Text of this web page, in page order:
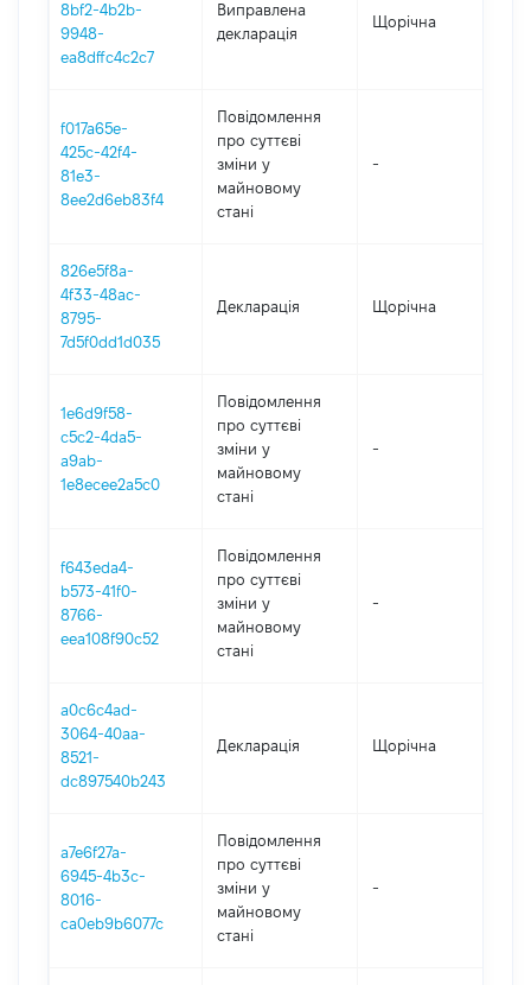
8bf2-4b2b-
9948-
ea8dffc4c2c7
Виправлена
декларація
Щорічна
f017a65e-
425c-42f4-
81e3-
8ee2d6eb83f4
Повідомлення
про суттєві
зміни y
майновому
стані
-
826e5f8a-
4f33-48ac-
8795-
7d5f0dd1d035
Декларація Щорічна
1e6d9f58-
c5c2-4da5-
a9ab-
1e8ecee2a5c0
Повідомлення
про суттєві
зміни y
майновому
стані
-
f643eda4-
b573-41f0-
8766-
eea108f90c52
Повідомлення
про суттєві
зміни y
майновому
стані
-
a0c6c4ad-
3064-40aa-
8521-
dc897540b243
Декларація Щорічна
a7e6f27a-
6945-4b3c-
8016-
ca0eb9b6077c
Повідомлення
про суттєві
зміни y
майновому
стані
-